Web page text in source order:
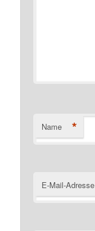
Name *
E-Mail-Adresse